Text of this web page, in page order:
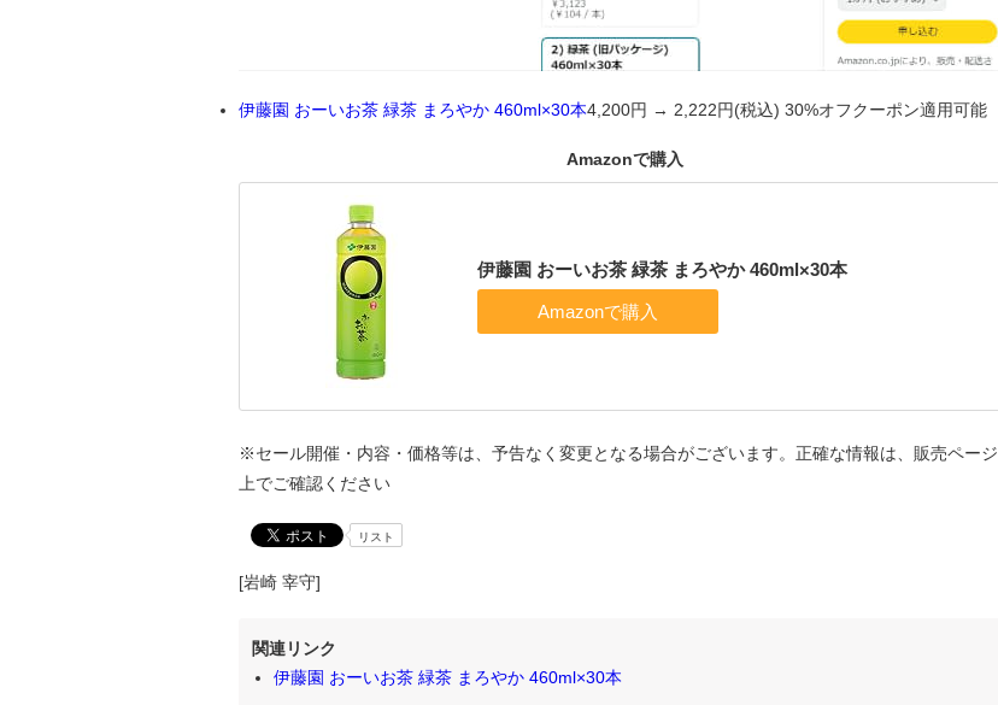
伊藤園 おーいお茶 緑茶 まろやか 460ml×30本4,200円 → 2,222円(税込) 30%オフクーポン適用可能
Amazonで購入
伊藤園 おーいお茶 緑茶 まろやか 460ml×30本
※セール開催・内容・価格等は、予告なく変更となる場合がございます。正確な情報は、販売ページ
上でご確認ください
リスト
[岩崎 宰守]
関連リンク
伊藤園 おーいお茶 緑茶 まろやか 460ml×30本